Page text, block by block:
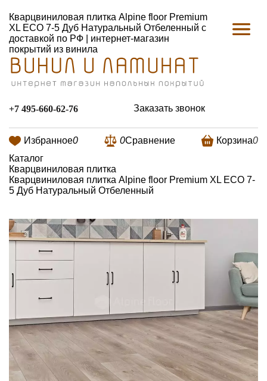
Кварцвиниловая плитка Alpine floor Premium
XL ECO 7-5 Дуб Натуральный Отбеленный с
доставкой по РФ | интернет-магазин
покрытий из винила
+7 495-660-62-76 Заказать звонок
Избранное0 0Сравнение Корзина0
Каталог
Кварцвиниловая плитка
Кварцвиниловая плитка Alpine floor Premium XL ECO 7-
5 Дуб Натуральный Отбеленный